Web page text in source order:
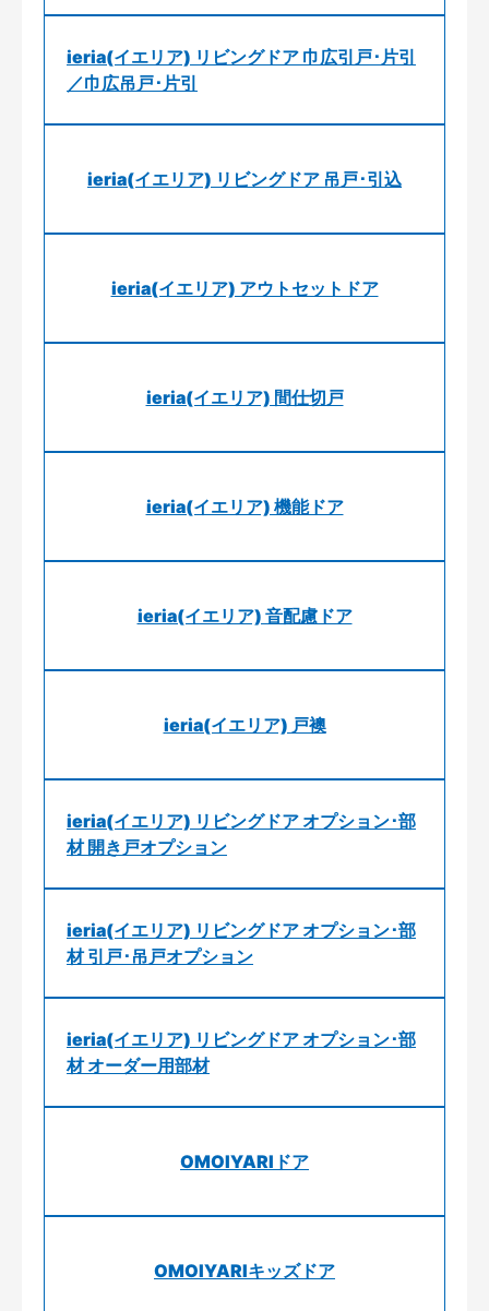
ieria(イエリア) リビングドア 巾広引戸･片引
／巾広吊戸･片引
ieria(イエリア) リビングドア 吊戸･引込
ieria(イエリア) アウトセットドア
ieria(イエリア) 間仕切戸
ieria(イエリア) 機能ドア
ieria(イエリア) 音配慮ドア
ieria(イエリア) 戸襖
ieria(イエリア) リビングドア オプション･部
材 開き戸オプション
ieria(イエリア) リビングドア オプション･部
材 引戸･吊戸オプション
ieria(イエリア) リビングドア オプション･部
材 オーダー用部材
OMOIYARIドア
OMOIYARIキッズドア